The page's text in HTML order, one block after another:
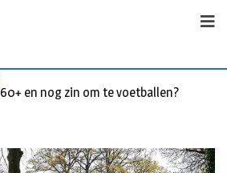
60+ en nog zin om te voetballen? Kom